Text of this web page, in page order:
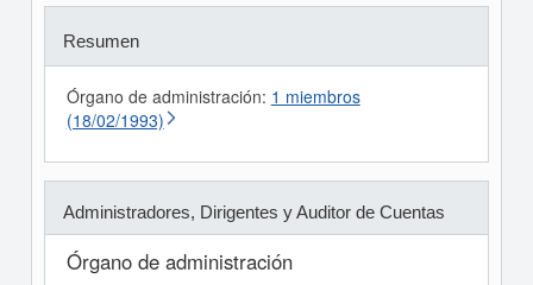
Resumen
Órgano de administración: 1 miembros
(18/02/1993)
Administradores, Dirigentes y Auditor de Cuentas
Órgano de administración